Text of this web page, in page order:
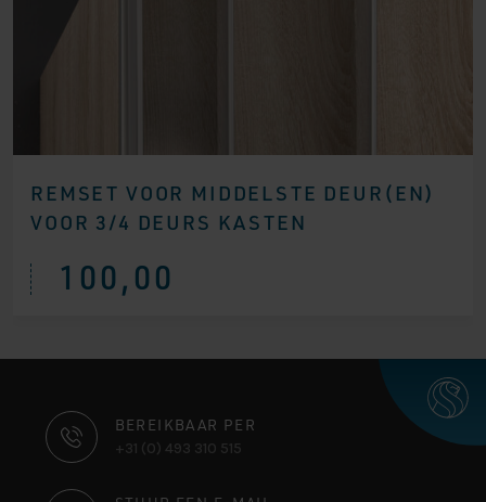
REMSET VOOR MIDDELSTE DEUR(EN)
VOOR 3/4 DEURS KASTEN
100,00
CONTACT
INFORMATIE
BEREIKBAAR PER
+31 (0) 493 310 515